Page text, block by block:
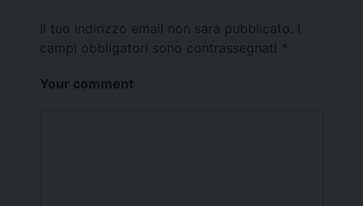
Il tuo indirizzo email non sarà pubblicato.
campi obbligatori sono contrassegnati *
Your comment